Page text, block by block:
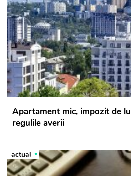
Apartament mic, impozit de
regulile averii
actual